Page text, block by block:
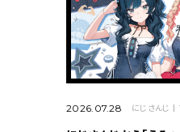
2026.07.28 にじさんじ